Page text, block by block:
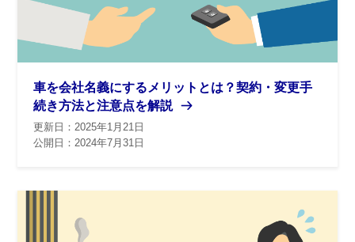
車を会社名義にするメリットとは？契約・変更手
続き方法と注意点を解説
更新日：2025年1月21日
公開日：2024年7月31日